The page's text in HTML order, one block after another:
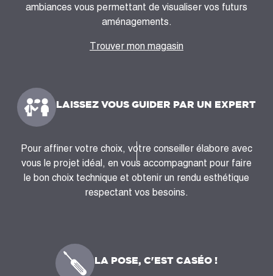
ambiances vous permettant de visualiser vos futurs
aménagements.
Trouver mon magasin
LAISSEZ VOUS GUIDER PAR UN EXPERT
Pour affiner votre choix, votre conseiller élabore avec
vous le projet idéal, en vous accompagnant pour faire
le bon choix technique et obtenir un rendu esthétique
respectant vos besoins.
LA POSE, C'EST CASÉO !